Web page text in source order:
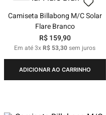
Camiseta Billabong M/C Solar
Flare Branco
R$ 159,90
Em até3xR$ 53,30sem juros
ADICIONAR AO CARRINHO